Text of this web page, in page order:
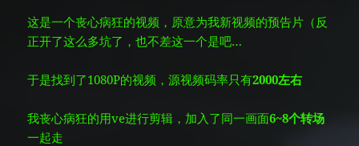
这是一个丧心病狂的视频，原意为我新视频的预告片（反
正开了这么多坑了，也不差这一个是吧…
于是找到了1080P的视频，源视频码率只有2000左右
我丧心病狂的用ve进行剪辑，加入了同一画面6~8个转场
一起走